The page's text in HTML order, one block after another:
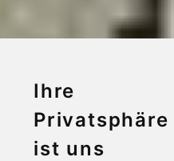
Ihre
Privatsphäre
ist uns